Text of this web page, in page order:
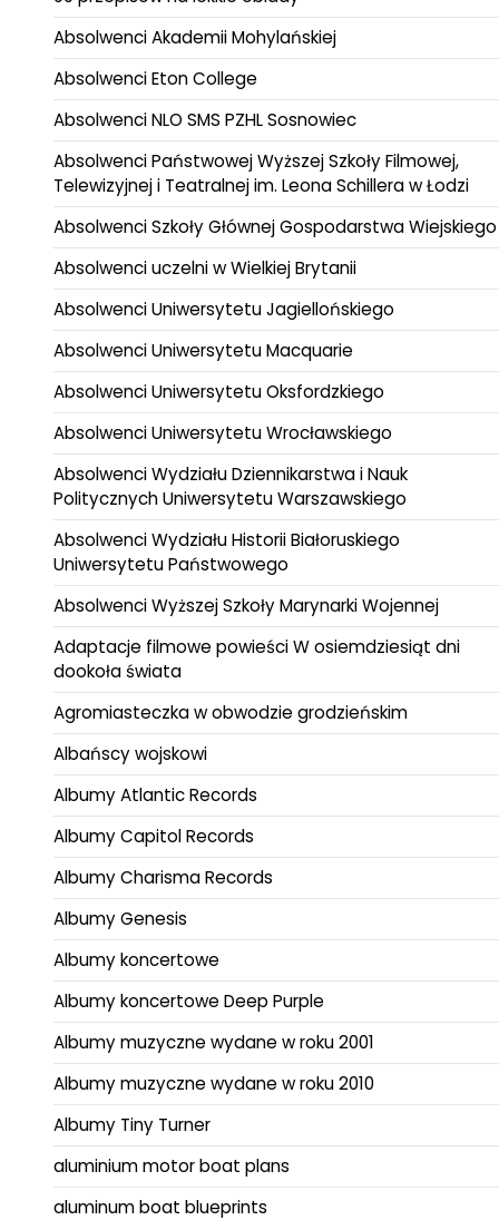
Absolwenci Akademii Mohylańskiej
Absolwenci Eton College
Absolwenci NLO SMS PZHL Sosnowiec
Absolwenci Państwowej Wyższej Szkoły Filmowej,
Telewizyjnej i Teatralnej im. Leona Schillera w Łodzi
Absolwenci Szkoły Głównej Gospodarstwa Wiejskiego
Absolwenci uczelni w Wielkiej Brytanii
Absolwenci Uniwersytetu Jagiellońskiego
Absolwenci Uniwersytetu Macquarie
Absolwenci Uniwersytetu Oksfordzkiego
Absolwenci Uniwersytetu Wrocławskiego
Absolwenci Wydziału Dziennikarstwa i Nauk
Politycznych Uniwersytetu Warszawskiego
Absolwenci Wydziału Historii Białoruskiego
Uniwersytetu Państwowego
Absolwenci Wyższej Szkoły Marynarki Wojennej
Adaptacje filmowe powieści W osiemdziesiąt dni
dookoła świata
Agromiasteczka w obwodzie grodzieńskim
Albańscy wojskowi
Albumy Atlantic Records
Albumy Capitol Records
Albumy Charisma Records
Albumy Genesis
Albumy koncertowe
Albumy koncertowe Deep Purple
Albumy muzyczne wydane w roku 2001
Albumy muzyczne wydane w roku 2010
Albumy Tiny Turner
aluminium motor boat plans
aluminum boat blueprints